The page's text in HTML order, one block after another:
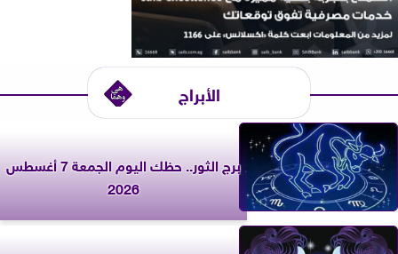
الأبراج
برج الثور.. حظك اليوم الجمعة 7 أغسطس
2026